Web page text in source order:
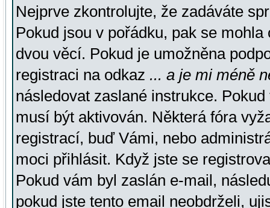
Nejprve zkontrolujte, že zadáváte
Pokud jsou v pořádku, pak se
dvou věcí. Pokud je umožněna
registraci na odkaz ... a je mi méně
následovat zaslané instrukce.
musí být aktivován. Některá fóra
registrací, buď Vámi, nebo
moci přihlásit. Když jste se
Pokud vám byl zaslán e-mail,
pokud jste tento email neobdrželi,